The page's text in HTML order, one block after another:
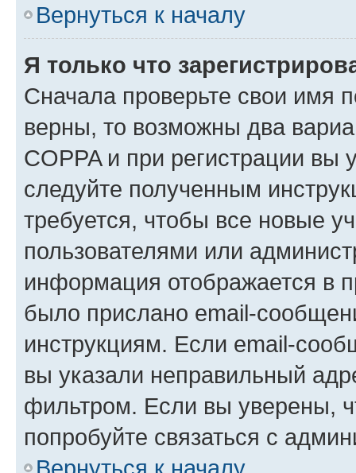
Вернуться к началу
Я только что
Сначала проверьте свои имя
верны, то возможны два
COPPA и при регистрации вы
следуйте полученным
требуется, чтобы все новые
пользователями или
информация отображается в
было прислано email-
инструкциям. Если email-
вы указали неправильный
фильтром. Если вы уверены,
попробуйте связаться с
Вернуться к началу